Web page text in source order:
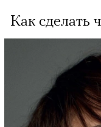
Как сделать